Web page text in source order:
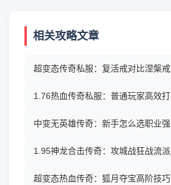
相关攻略文章
超变态传奇私服：复活戒对比涅槃戒
1.76热血传奇私服：普通玩家高效打
中变无英雄传奇：新手怎么选职业强
1.95神龙合击传奇：攻城战狂战流派
超变态热血传奇：狐月夺宝高阶技巧